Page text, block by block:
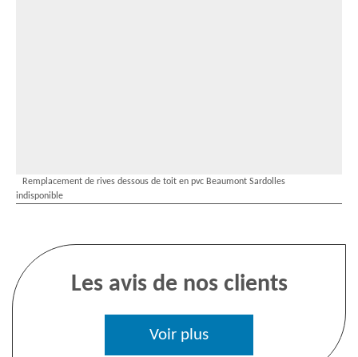
Remplacement de rives dessous de toit en pvc Beaumont Sardolles
indisponible
Les avis de nos clients
Voir plus